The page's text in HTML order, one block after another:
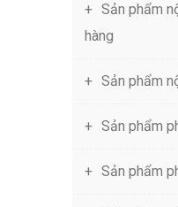
Sản phẩm
hàng
Sản phẩm
Sản phẩm
Sản phẩm